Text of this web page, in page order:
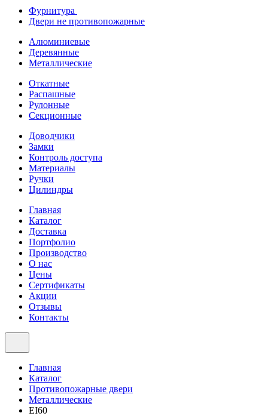
Фурнитура
Двери не противопожарные
Алюминиевые
Деревянные
Металлические
Откатные
Распашные
Рулонные
Секционные
Доводчики
Замки
Контроль доступа
Материалы
Ручки
Цилиндры
Главная
Каталог
Доставка
Портфолио
Производство
О нас
Цены
Сертификаты
Акции
Отзывы
Контакты
Главная
Каталог
Противопожарные двери
Металлические
EI60